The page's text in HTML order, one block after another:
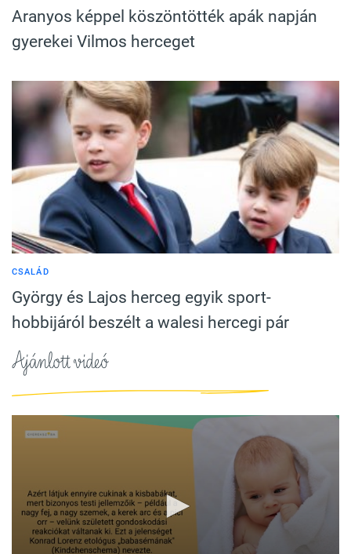
Aranyos képpel köszöntötték apák napján
gyerekei Vilmos herceget
CSALÁD
György és Lajos herceg egyik sport-
hobbijáról beszélt a walesi hercegi pár
Ajánlott videó